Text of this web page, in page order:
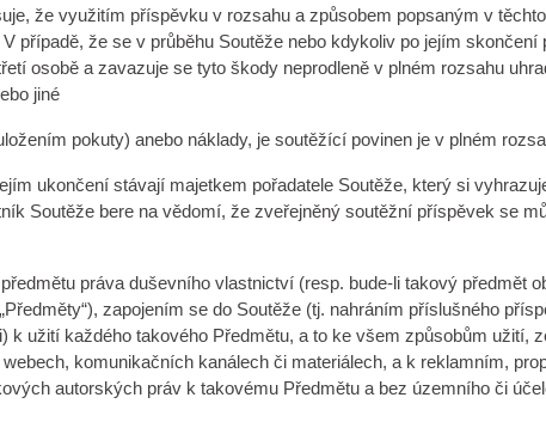
že využitím příspěvku v rozsahu a způsobem popsaným v
že se v průběhu Soutěže nebo kdykoliv po jejím skončení
osobě a zavazuje se tyto škody neprodleně v plném rozsahu
jiné
pokuty) anebo náklady, je soutěžící povinen je v plném
ukončení stávají majetkem pořadatele Soutěže, který si
Soutěže bere na vědomí, že zveřejněný soutěžní příspěvek se
práva duševního vlastnictví (resp. bude-li takový předmět
zapojením se do Soutěže (tj. nahráním příslušného
užití každého takového Předmětu, a to ke všem způsobům užití,
komunikačních kanálech či materiálech, a k reklamním,
autorských práv k takovému Předmětu a bez územního či